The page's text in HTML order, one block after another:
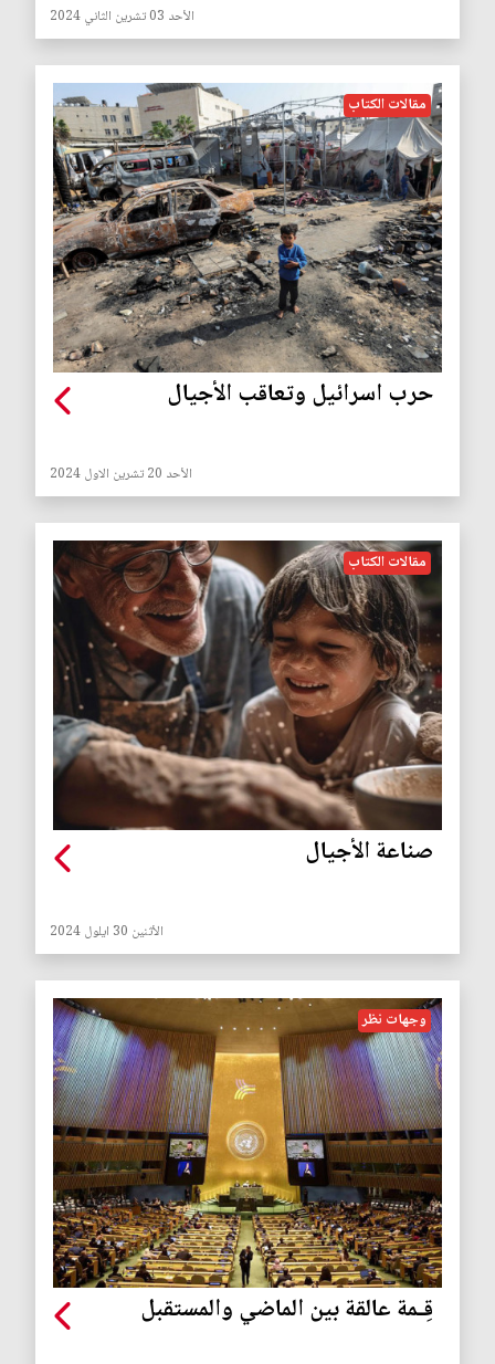
الأحد 03 تشرين الثاني 2024
مقالات الكتاب
حرب اسرائيل وتعاقب الأجيال
الأحد 20 تشرين الاول 2024
مقالات الكتاب
صناعة الأجيال
الأثنين 30 ايلول 2024
وجهات نظر
قِـمة عالقة بين الماضي والمستقبل